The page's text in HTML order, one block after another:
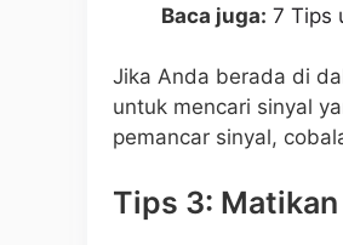
Baca juga: 7 Tips
Jika Anda berada di
untuk mencari sinyal
pemancar sinyal,
Tips 3: